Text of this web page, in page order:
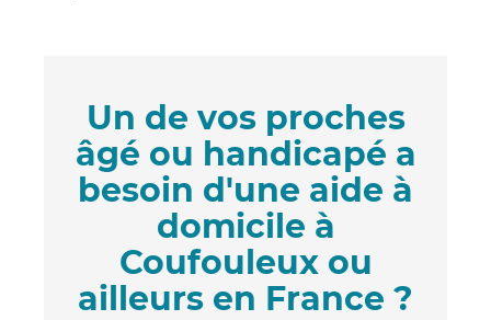
Un de vos proches
âgé ou handicapé a
besoin d'une aide à
domicile à
Coufouleux ou
ailleurs en France ?